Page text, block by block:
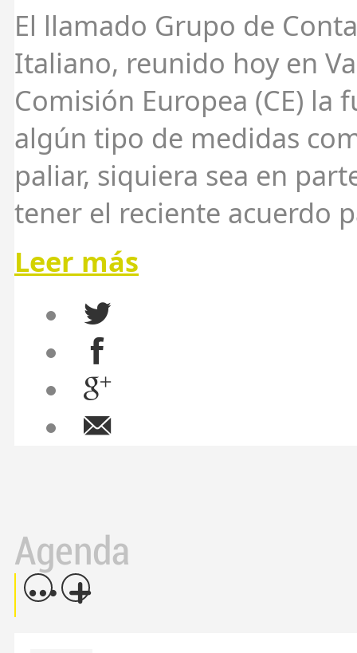
El llamado Grupo de
Italiano, reunido hoy en
Comisión Europea (CE) la
algún tipo de medidas
paliar, siquiera sea en
tener el reciente acuerdo
Leer más
Agenda